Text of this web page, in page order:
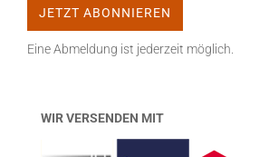
Eine Abmeldung ist jederzeit möglich.
WIR VERSENDEN MIT